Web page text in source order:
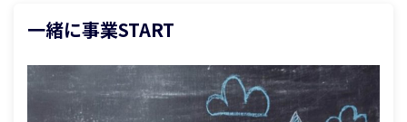
一緒に事業START